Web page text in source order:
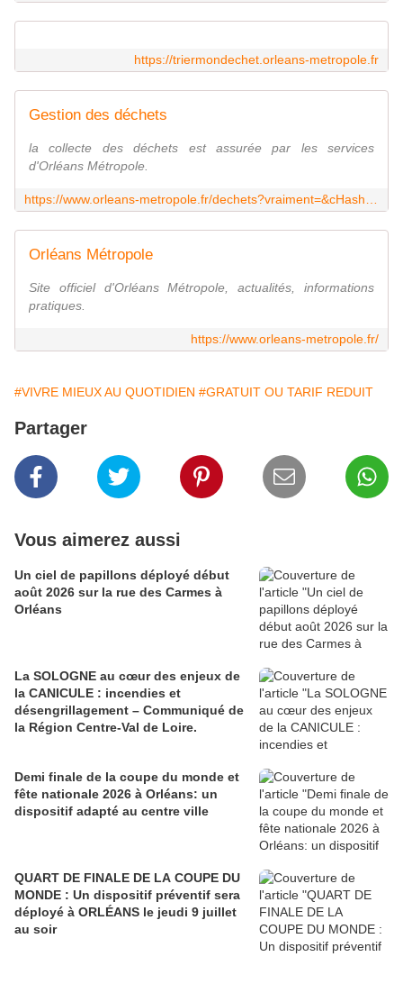
https://triermondechet.orleans-metropole.fr
Gestion des déchets
la collecte des déchets est assurée par les services
d'Orléans Métropole.
Orléans Métropole
Site officiel d'Orléans Métropole, actualités, informations
pratiques.
https://www.orleans-metropole.fr/
#VIVRE MIEUX AU QUOTIDIEN #GRATUIT OU TARIF REDUIT
Partager
Vous aimerez aussi
Un ciel de papillons déployé début
août 2026 sur la rue des Carmes à
Orléans
La SOLOGNE au cœur des enjeux de
la CANICULE : incendies et
désengrillagement – Communiqué de
la Région Centre-Val de Loire.
Demi finale de la coupe du monde et
fête nationale 2026 à Orléans: un
dispositif adapté au centre ville
QUART DE FINALE DE LA COUPE DU
MONDE : Un dispositif préventif sera
déployé à ORLÉANS le jeudi 9 juillet
au soir